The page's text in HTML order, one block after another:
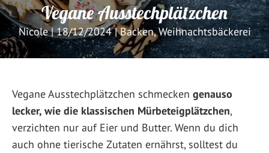
Vegane Ausstechplätzchen
Nicole|18/12/2024|Backen,Weihnachtsbäckerei
Vegane Ausstechplätzchen schmecken genauso
lecker, wie die klassischen Mürbeteigplätzchen,
verzichten nur auf Eier und Butter. Wenn du dich
auch ohne tierische Zutaten ernährst, solltest du